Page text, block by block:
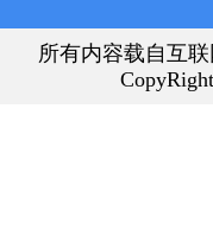
所有内容载自互